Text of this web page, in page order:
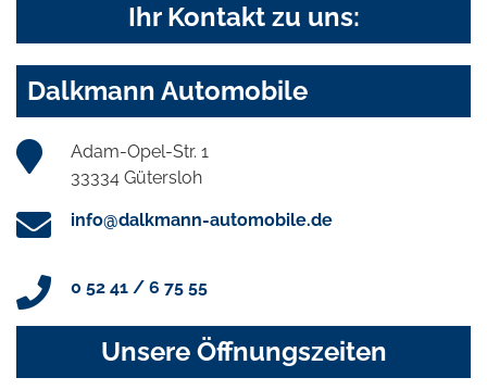
Ihr Kontakt zu uns:
Dalkmann Automobile
Adam-Opel-Str. 1
33334 Gütersloh
info@dalkmann-automobile.de
0 52 41 / 6 75 55
Unsere Öffnungszeiten